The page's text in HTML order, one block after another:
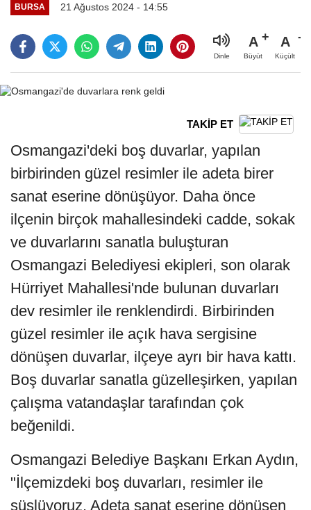
BURSA 21 Ağustos 2024 - 14:55
Dinle
A
Büyüt
A
Küçült
TAKİP ET
Osmangazi'deki boş duvarlar, yapılan
birbirinden güzel resimler ile adeta birer
sanat eserine dönüşüyor. Daha önce
ilçenin birçok mahallesindeki cadde, sokak
ve duvarlarını sanatla buluşturan
Osmangazi Belediyesi ekipleri, son olarak
Hürriyet Mahallesi'nde bulunan duvarları
dev resimler ile renklendirdi. Birbirinden
güzel resimler ile açık hava sergisine
dönüşen duvarlar, ilçeye ayrı bir hava kattı.
Boş duvarlar sanatla güzelleşirken, yapılan
çalışma vatandaşlar tarafından çok
beğenildi.
Osmangazi Belediye Başkanı Erkan Aydın,
"İlçemizdeki boş duvarları, resimler ile
süslüyoruz. Adeta sanat eserine dönüşen